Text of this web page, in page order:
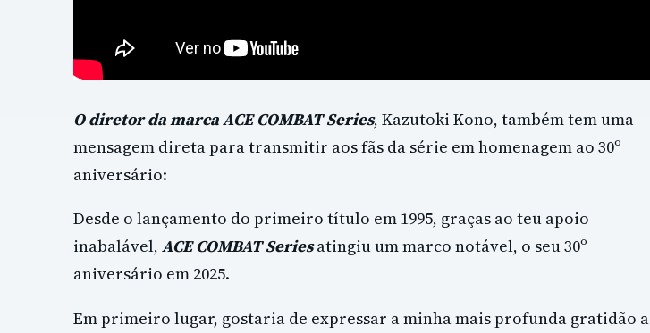
O diretor da marca ACE COMBAT Series, Kazutoki Kono, também tem uma
mensagem direta para transmitir aos fãs da série em homenagem ao 30º
aniversário:
Desde o lançamento do primeiro título em 1995, graças ao teu apoio
inabalável, ACE COMBAT Seriesatingiu um marco notável, o seu 30º
aniversário em 2025.
Em primeiro lugar, gostaria de expressar a minha mais profunda gratidão a